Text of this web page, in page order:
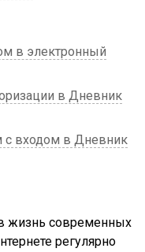
в электронный
в Дневник
входом в Дневник
жизнь современных
регулярно